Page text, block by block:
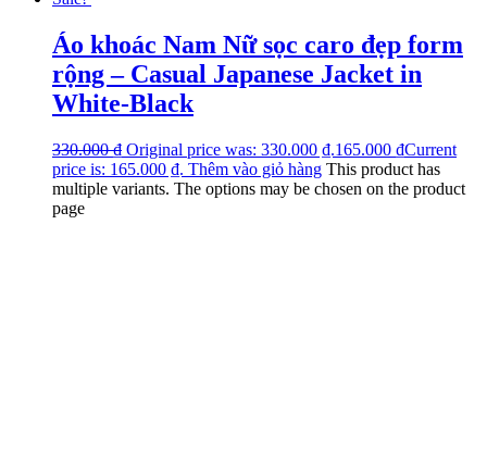
Áo khoác Nam Nữ sọc caro đẹp form
rộng – Casual Japanese Jacket in
White-Black
330.000₫ Original price was: 330.000 ₫.165.000 ₫Current
price is: 165.000 ₫. Thêm vào giỏ hàng This product has
multiple variants. The options may be chosen on the product
page